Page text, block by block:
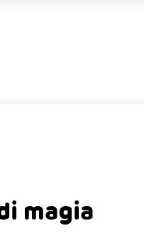
magia